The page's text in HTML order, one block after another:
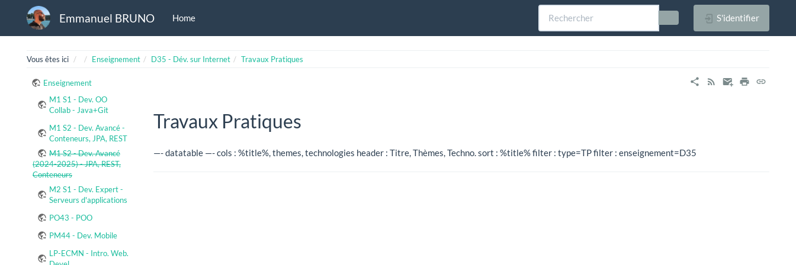
Emmanuel BRUNO Home S'identifier
Vous êtes ici HomeEnseignement D35 - Dév. sur Internet Travaux Pratiques
Enseignement
M1 S1 - Dev. OO
Collab - Java+Git
M1 S2 - Dev. Avancé -
Conteneurs, JPA, REST
M1 S2 - Dev. Avancé
(2024-2025) - JPA, REST,
Conteneurs
M2 S1 - Dev. Expert -
Serveurs d'applications
PO43 - POO
PM44 - Dev. Mobile
LP-ECMN - Intro. Web.
Travaux Pratiques
—- datatable —- cols : %title%, themes, technologies header : Titre, Thèmes, Techno. sort : %title% filter : type=TP filter : enseignement=D35